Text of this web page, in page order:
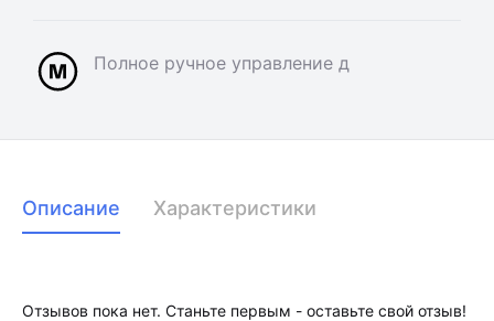
Полное ручное управление д
Описание Характеристики
Отзывов пока нет. Станьте первым - оставьте свой отзыв!